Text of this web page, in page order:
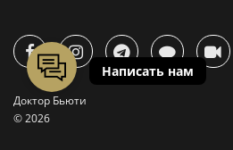
Доктор Бьюти
© 2026